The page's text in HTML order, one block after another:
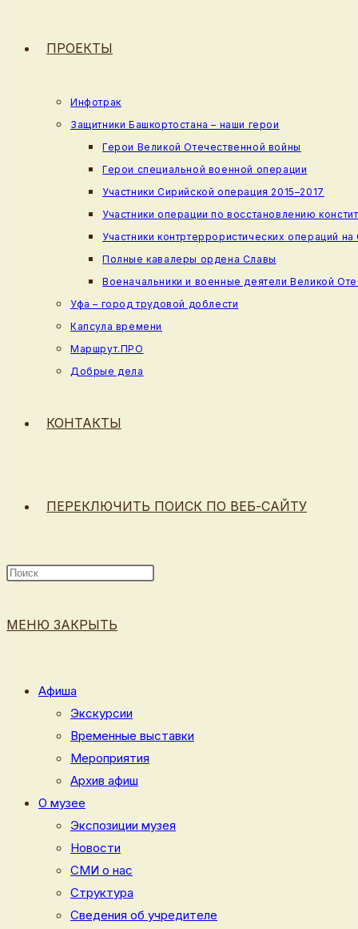
ПРОЕКТЫ
Инфотрак
Защитники Башкортостана – наши герои
Герои Великой Отечественной войны
Герои специальной военной операции
Участники Сирийской операция 2015–2017
Участники операции по восстановлению
Участники контртеррористических операций
Полные кавалеры ордена Славы
Военачальники и военные деятели Великой
Уфа – город трудовой доблести
Капсула времени
Маршрут.ПРО
Добрые дела
КОНТАКТЫ
ПЕРЕКЛЮЧИТЬ ПОИСК ПО ВЕБ-САЙТУ
МЕНЮ ЗАКРЫТЬ
Афиша
Экскурсии
Временные выставки
Мероприятия
Архив афиш
О музее
Экспозиции музея
Новости
СМИ о нас
Структура
Сведения об учредителе